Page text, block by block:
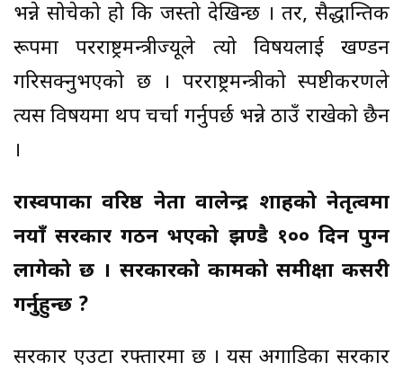
भन्ने सोचेको हो कि जस्तो देखिन्छ । तर, सैद्धान्तिक
रूपमा परराष्ट्रमन्त्रीज्यूले त्यो विषयलाई खण्डन
गरिसक्नुभएको छ । परराष्ट्रमन्त्रीको स्पष्टीकरणले
त्यस विषयमा थप चर्चा गर्नुपर्छ भन्ने ठाउँ राखेको छैन
।
रास्वपाका वरिष्ठ नेता वालेन्द्र शाहको नेतृत्वमा
नयाँ सरकार गठन भएको झण्डै १०० दिन पुग्न
लागेको छ । सरकारको कामको समीक्षा कसरी
गर्नुहुन्छ ?
सरकार एउटा रफ्तारमा छ । यस अगाडिका सरकार